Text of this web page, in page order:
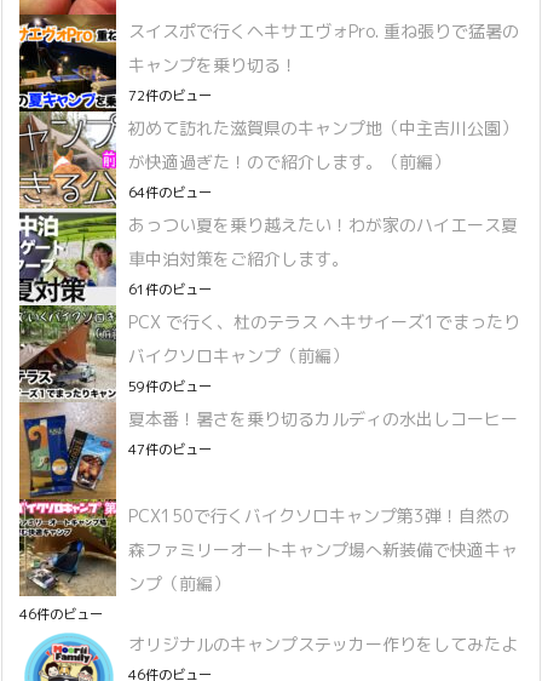
スイスポで行くヘキサエヴォPro. 重ね張りで猛暑の
キャンプを乗り切る！
72件のビュー
初めて訪れた滋賀県のキャンプ地（中主吉川公園）
が快適過ぎた！ので紹介します。（前編）
64件のビュー
あっつい夏を乗り越えたい！わが家のハイエース夏
車中泊対策をご紹介します。
61件のビュー
PCX で行く、杜のテラス ヘキサイーズ1でまったり
バイクソロキャンプ（前編）
59件のビュー
夏本番！暑さを乗り切るカルディの水出しコーヒー
47件のビュー
PCX150で行くバイクソロキャンプ第3弾！自然の
森ファミリーオートキャンプ場へ新装備で快適キャ
ンプ（前編）
46件のビュー
オリジナルのキャンプステッカー作りをしてみたよ
46件のビュー